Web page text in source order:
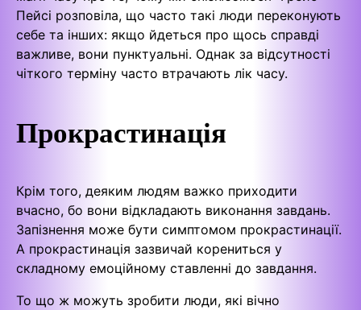
Пейсі розповіла, що часто такі люди переконують
себе та інших: якщо йдеться про щось справді
важливе, вони пунктуальні. Однак за відсутності
чіткого терміну часто втрачають лік часу.
Прокрастинація
Крім того, деяким людям важко приходити
вчасно, бо вони відкладають виконання завдань.
Запізнення може бути симптомом прокрастинації.
А прокрастинація зазвичай корениться у
складному емоційному ставленні до завдання.
То що ж можуть зробити люди, які вічно